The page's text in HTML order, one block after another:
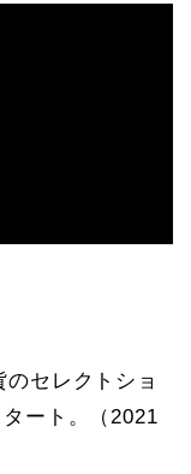
セレクトショ
ート。（2021